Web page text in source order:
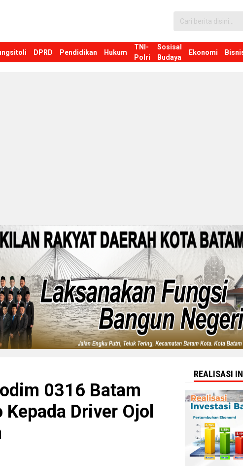
DPRD Pendidikan Hukum
TNI-
Polri
Sosisal
Budaya
Ekonomi
0316 Batam
Driver Ojol
REALISASI